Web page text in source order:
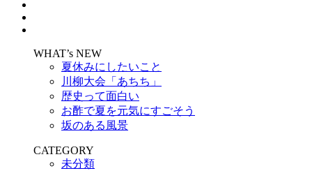
WHAT’s NEW
夏休みにしたいこと
川柳大会「あちち」
歴史って面白い
お酢で夏を元気にすごそう
坂のある風景
CATEGORY
未分類